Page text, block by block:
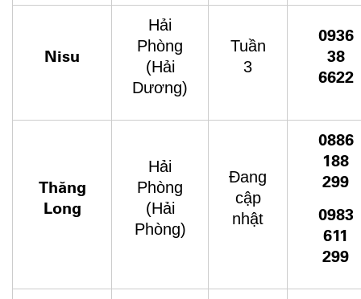
Nisu
Hải
Phòng
(Hải
Dương)
Tuần
3
0936
38
6622
Thăng
Long
Hải
Phòng
(Hải
Phòng)
Đang
cập
nhật
0886
188
299
0983
611
299